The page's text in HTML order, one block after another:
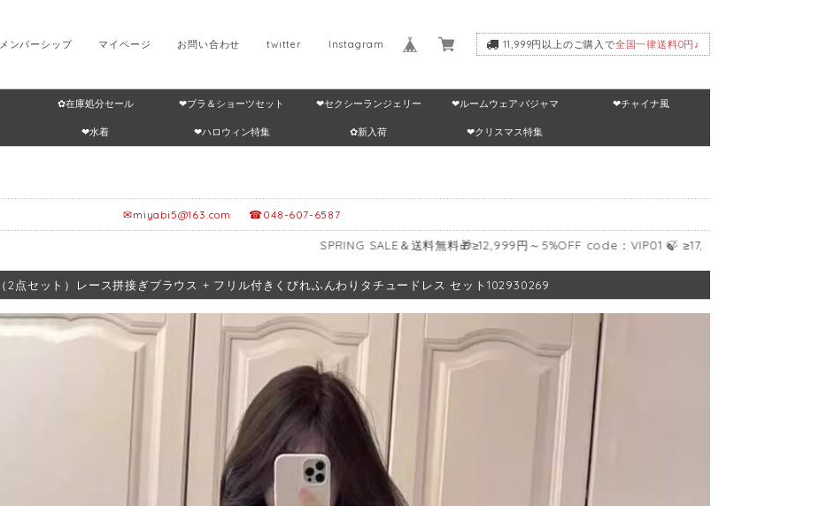
11,999円以上のご購入で全国一律送料0円♪
Instagram
twitter
お問い合わせ
マイページ
メンバーシップ
返品・交換について
Home
✿在庫処分セール ❤ブラ＆ショーツセット ❤セクシーランジェリー ❤ルームウェア·パジャマ ❤チャイナ風
❤水着 ❤ハロウィン特集 ✿新入荷 ❤クリスマス特集
✉miyabi5@163.com ☎048-607-6587
SPRING SALE＆送料無料🎁≥12,999円～5%OFF code：VIP01 🍃 ≥17,999円～10%OFF code：
（2点セット）レース拼接ぎブラウス + フリル付きくびれふんわりタチュードレス セット102930269